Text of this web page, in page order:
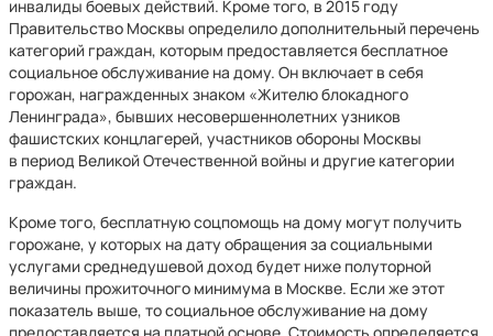
инвалиды боевых действий. Кроме того, в 2015 году
Правительство Москвы определило дополнительный перечень
категорий граждан, которым предоставляется бесплатное
социальное обслуживание на дому. Он включает в себя
горожан, награжденных знаком «Жителю блокадного
Ленинграда», бывших несовершеннолетних узников
фашистских концлагерей, участников обороны Москвы
в период Великой Отечественной войны и другие категории
граждан.
Кроме того, бесплатную соцпомощь на дому могут получить
горожане, у которых на дату обращения за социальными
услугами среднедушевой доход будет ниже полуторной
величины прожиточного минимума в Москве. Если же этот
показатель выше, то социальное обслуживание на дому